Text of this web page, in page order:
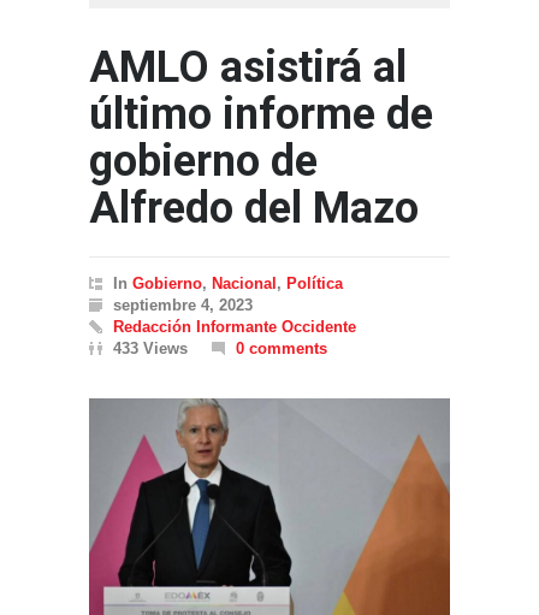
AMLO asistirá al
último informe de
gobierno de
Alfredo del Mazo
In Gobierno, Nacional , Política
septiembre 4, 2023
Redacción Informante Occidente
433 Views
0 comments